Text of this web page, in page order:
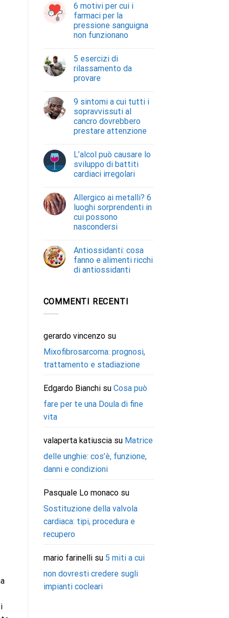
6 motivi per cui i
farmaci per la
pressione sanguigna
non funzionano
5 esercizi di
rilassamento da
provare
9 sintomi a cui tutti i
sopravvissuti al
cancro dovrebbero
prestare attenzione
L’alcol può causare lo
sviluppo di battiti
cardiaci irregolari
Allergico ai metalli? 6
luoghi sorprendenti in
cui possono
nascondersi
Antiossidanti: cosa
fanno e alimenti ricchi
di antiossidanti
COMMENTI RECENTI
gerardo vincenzosu
Mixofibrosarcoma: prognosi,
trattamento e stadiazione
Edgardo Bianchisu Cosa può
fare per te una Doula di fine
vita
valaperta katiusciasu Matrice
delle unghie: cos’è, funzione,
danni e condizioni
Pasquale Lo monacosu
Sostituzione della valvola
cardiaca: tipi, procedura e
recupero
mario farinellisu 5 miti a cui
non dovresti credere sugli
impianti cocleari